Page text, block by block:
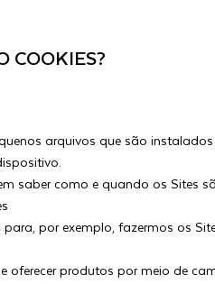
COOKIES?
arquivos que são
saber como e quando os Sites
por exemplo, fazermos os
oferecer produtos por meio de